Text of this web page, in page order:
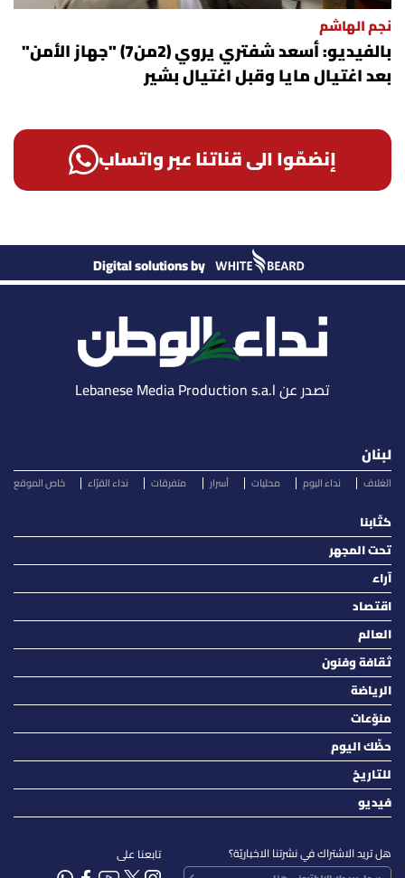
نجم الهاشم
بالفيديو: أسعد شفتري يروي (2من7) "جهاز الأمن"
بعد اغتيال مايا وقبل اغتيال بشير
إنضمّوا الى قناتنا عبر واتساب
Digital solutions by
تصدر عن Lebanese Media Production s.a.l
لبنان
الغلاف نداء اليوم محليات أسرار متفرقات نداء القرّاء خاص الموقع
كتّابنا
تحت المجهر
آراء
اقتصاد
العالم
ثقافة وفنون
الرياضة
منوّعات
حظّك اليوم
للتاريخ
فيديو
هل تريد الاشتراك في نشرتنا الاخباريّة؟ تابعنا على